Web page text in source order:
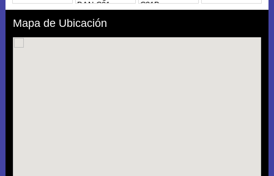
BAN C01
C31B
Mapa de Ubicación